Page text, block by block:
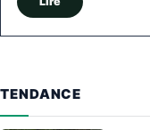
TENDANCE